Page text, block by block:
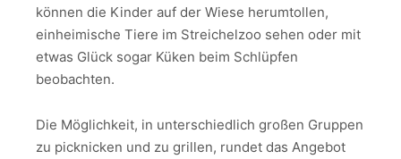
können die Kinder auf der Wiese herumtollen,
einheimische Tiere im Streichelzoo sehen oder mit
etwas Glück sogar Küken beim Schlüpfen
beobachten.
Die Möglichkeit, in unterschiedlich großen Gruppen
zu picknicken und zu grillen, rundet das Angebot